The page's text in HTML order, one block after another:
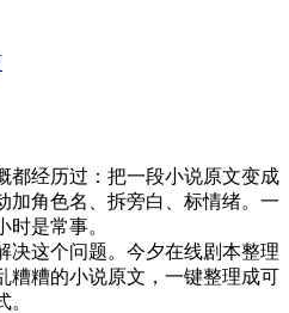
都经历过：把一段小说原文变成
加角色名、拆旁白、标情绪。一
是常事。
决这个问题。今夕在线剧本整理
糟糟的小说原文，一键整理成可